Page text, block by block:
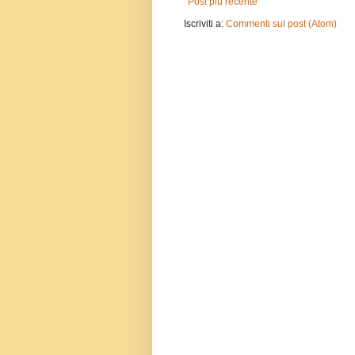
Iscriviti a: Commenti sul post (Atom)